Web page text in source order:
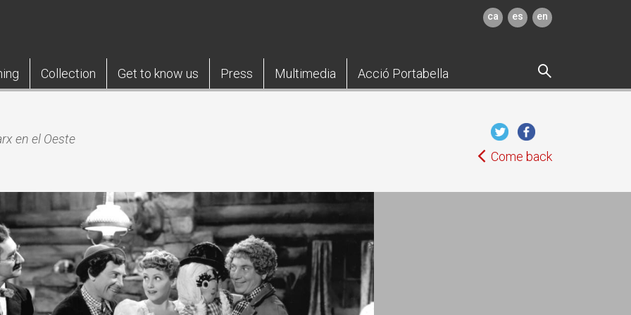
ca es en
Collection Get to know us Press Multimedia Acció Portabella
en el Oeste
Come back